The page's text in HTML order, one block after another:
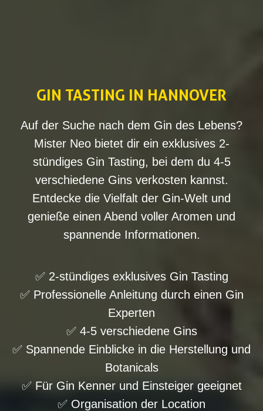
GIN TASTING IN HANNOVER
Auf der Suche nach dem Gin des Lebens?
Mister Neo bietet dir ein exklusives 2-
stündiges Gin Tasting, bei dem du 4-5
verschiedene Gins verkosten kannst.
Entdecke die Vielfalt der Gin-Welt und
genieße einen Abend voller Aromen und
spannende Informationen.
✅ 2-stündiges exklusives Gin Tasting
✅ Professionelle Anleitung durch einen Gin
Experten
✅ 4-5 verschiedene Gins
✅ Spannende Einblicke in die Herstellung und
Botanicals
✅ Für Gin Kenner und Einsteiger geeignet
✅ Organisation der Location